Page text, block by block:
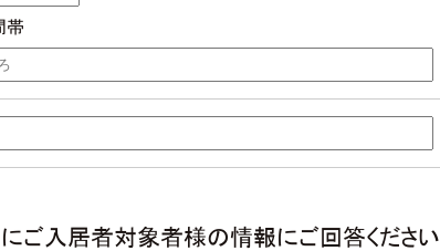
帯
ご入居者対象者様の情報にご回答ください